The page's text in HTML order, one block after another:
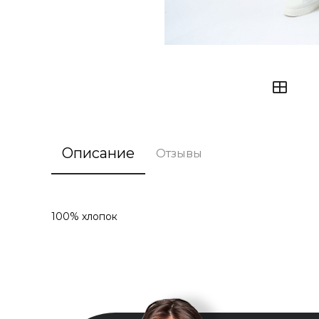
Описание Отзывы
100% хлопок